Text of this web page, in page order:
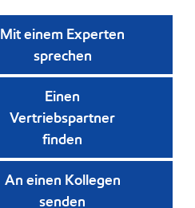
Mit einem Experten
sprechen
Einen
Vertriebspartner
finden
An einen Kollegen
senden